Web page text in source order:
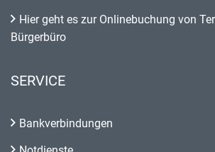
Hier geht es zur Onlinebuchung von
Bürgerbüro
SERVICE
Bankverbindungen